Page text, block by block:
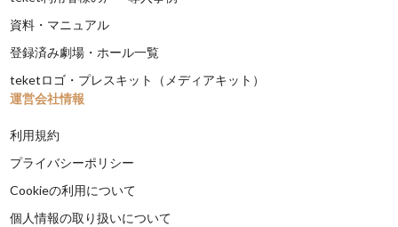
資料・マニュアル
登録済み劇場・ホール一覧
teketロゴ・プレスキット（メディアキット）
運営会社情報
利用規約
プライバシーポリシー
Cookieの利用について
個人情報の取り扱いについて